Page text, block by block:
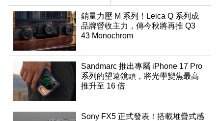
銷量力壓 M 系列！Leica Q 系列成
品牌營收主力，傳今秋將再推 Q3
43 Monochrom
Sandmarc 推出專屬 iPhone 17 Pro
系列的望遠鏡頭，將光學變焦最高
推升至 16 倍
Sony FX5 正式發表！搭載堆疊式感